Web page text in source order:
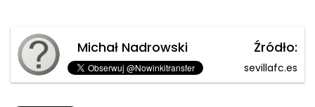
Michał Nadrowski Źródło:
sevillafc.es